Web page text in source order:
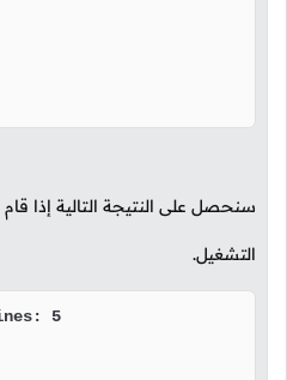
سنحصل على النتيجة التالية إذا
التشغيل.
5